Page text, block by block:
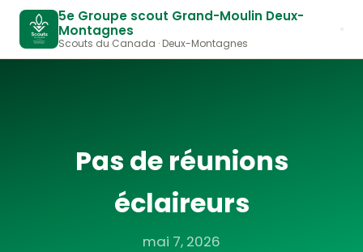
5e Groupe scout Grand-Moulin Deux-
Montagnes
Scouts du Canada · Deux-Montagnes
Pas de réunions
éclaireurs
mai 7, 2026